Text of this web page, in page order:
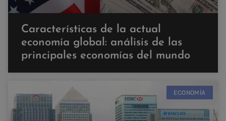
Características de la actual
economía global: análisis de las
principales economías del mundo
ECONOMÍA